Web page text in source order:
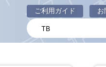
ご利用ガイド お
商品一覧ページ